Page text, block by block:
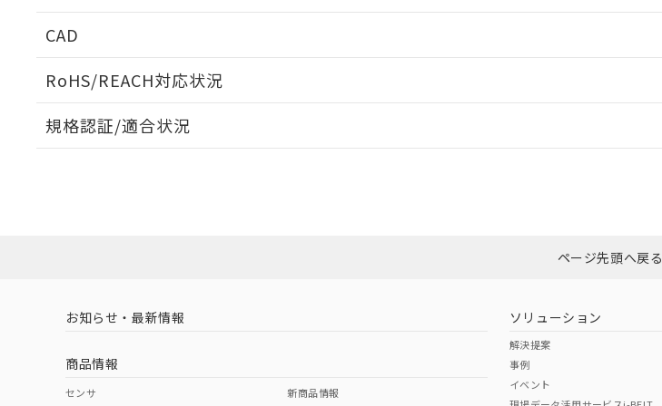
l: 4mm以上、φd: 30mm以上、D: 4mm以上、m: 12mm以上、n: 20mm以上
検出領域
CAD
RoHS/REACH対応状況
EU RoHS 注意事項・凡例
ダウンロードはこちら
中国 RoHS 注意事項・凡例
中国 RoHS表
規格認証/適合状況
（イギリス
（ノルウェー
（日本
（アメリカ
ページ先頭へ戻る
お知らせ・最新情報
商品情報
センサ
新商品情報
ソリューション
解決提案
事例
イベント